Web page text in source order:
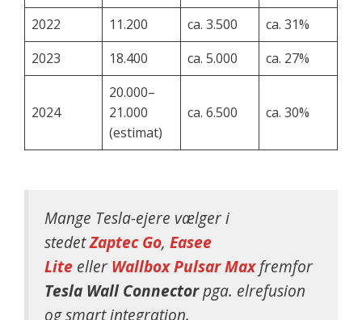
2022
11.200 ca. 3.500
ca. 31%
2023
18.400 ca. 5.000 ca. 27%
2024
20.000–
21.000
(estimat)
ca. 6.500 ca. 30%
Mange Tesla-ejere vælger i
stedetZaptec Go, Easee
Lite eller Wallbox Pulsar Maxfremfor
Tesla Wall Connectorpga. elrefusion
og smart integration.